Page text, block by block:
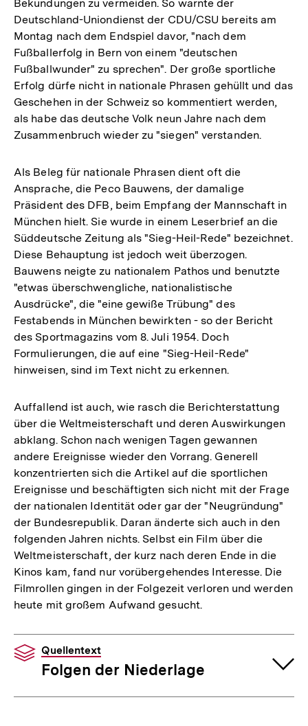
Bekundungen zu vermeiden. So warnte der
Deutschland-Uniondienst der CDU/CSU bereits am
Montag nach dem Endspiel davor, "nach dem
Fußballerfolg in Bern von einem "deutschen
Fußballwunder" zu sprechen". Der große sportliche
Erfolg dürfe nicht in nationale Phrasen gehüllt und das
Geschehen in der Schweiz so kommentiert werden,
als habe das deutsche Volk neun Jahre nach dem
Zusammenbruch wieder zu "siegen" verstanden.
Als Beleg für nationale Phrasen dient oft die
Ansprache, die Peco Bauwens, der damalige
Präsident des DFB, beim Empfang der Mannschaft in
München hielt. Sie wurde in einem Leserbrief an die
Süddeutsche Zeitung als "Sieg-Heil-Rede" bezeichnet.
Diese Behauptung ist jedoch weit überzogen.
Bauwens neigte zu nationalem Pathos und benutzte
"etwas überschwengliche, nationalistische
Ausdrücke", die "eine gewiße Trübung" des
Festabends in München bewirkten - so der Bericht
des Sportmagazins vom 8. Juli 1954. Doch
Formulierungen, die auf eine "Sieg-Heil-Rede"
hinweisen, sind im Text nicht zu erkennen.
Auffallend ist auch, wie rasch die Berichterstattung
über die Weltmeisterschaft und deren Auswirkungen
abklang. Schon nach wenigen Tagen gewannen
andere Ereignisse wieder den Vorrang. Generell
konzentrierten sich die Artikel auf die sportlichen
Ereignisse und beschäftigten sich nicht mit der Frage
der nationalen Identität oder gar der "Neugründung"
der Bundesrepublik. Daran änderte sich auch in den
folgenden Jahren nichts. Selbst ein Film über die
Weltmeisterschaft, der kurz nach deren Ende in die
Kinos kam, fand nur vorübergehendes Interesse. Die
Filmrollen gingen in der Folgezeit verloren und werden
heute mit großem Aufwand gesucht.
Quellentext
Folgen der Niederlage